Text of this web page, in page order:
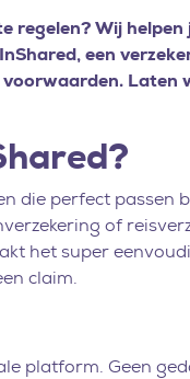
regelen? Wij
een
Laten
die perfect passen
of
het super
claim.
platform. Geen